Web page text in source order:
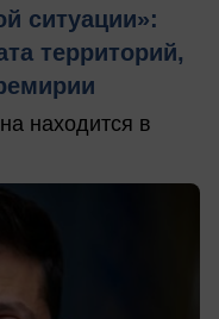
ситуации»:
территорий,
находится в